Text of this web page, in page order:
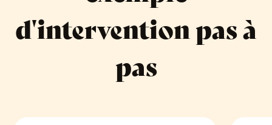
d'intervention pas à
pas